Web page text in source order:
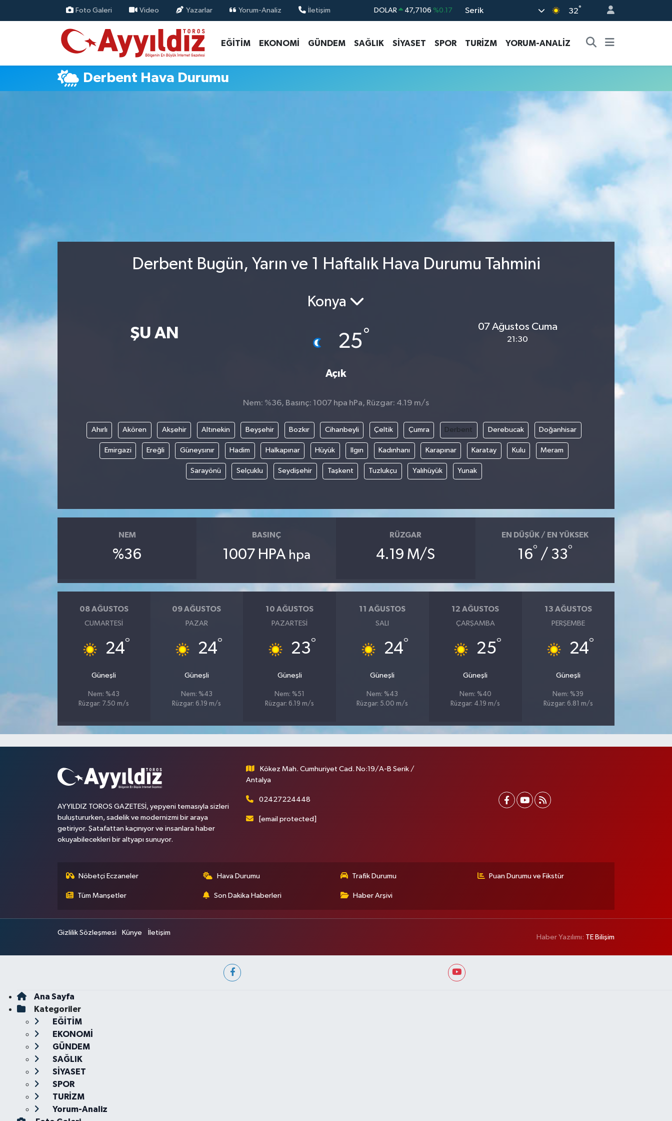
Foto Galeri Video Yazarlar Yorum-Analiz İletişim DOLAR 47,7106 %0.17
STERLİN 64,4046 %0.35
GRAM ALTIN 6648.99 %2.59
Serik 32°
EĞİTİM EKONOMİ GÜNDEM SAĞLIK SİYASET SPOR TURİZM YORUM-ANALİZ
Derbent Hava Durumu
Derbent Bugün, Yarın ve 1 Haftalık Hava Durumu Tahmini
ŞU AN
Konya
25°
Açık
07 Ağustos Cuma
21:30
Nem: %36, Basınç: 1007 hpa hPa, Rüzgar: 4.19 m/s
Ahırlı Akören Akşehir Altınekin Beyşehir Bozkır Cihanbeyli Çeltik Çumra Derbent Derebucak Doğanhisar
Emirgazi Ereğli Güneysınır Hadim Halkapınar Hüyük Ilgın Kadınhanı Karapınar Karatay Kulu Meram
Sarayönü Selçuklu Seydişehir Taşkent Tuzlukçu Yalıhüyük Yunak
NEM
%36
BASINÇ
1007 HPA hpa
RÜZGAR
4.19 M/S
EN DÜŞÜK / EN YÜKSEK
16° / 33°
08 AĞUSTOS
CUMARTESI
24°
Güneşli
Nem: %43
Rüzgar: 7.50 m/s
09 AĞUSTOS
PAZAR
24°
Güneşli
Nem: %43
Rüzgar: 6.19 m/s
10 AĞUSTOS
PAZARTESI
23°
Güneşli
Nem: %51
Rüzgar: 6.19 m/s
11 AĞUSTOS
SALI
24°
Güneşli
Nem: %43
Rüzgar: 5.00 m/s
12 AĞUSTOS
ÇARŞAMBA
25°
Güneşli
Nem: %40
Rüzgar: 4.19 m/s
13 AĞUSTOS
PERŞEMBE
24°
Güneşli
Nem: %39
Rüzgar: 6.81 m/s
AYYILDIZ TOROS GAZETESİ, yepyeni temasıyla sizleri
buluştururken, sadelik ve modernizmi bir araya
getiriyor. Şatafattan kaçınıyor ve insanlara haber
okuyabilecekleri bir altyapı sunuyor.
Kökez Mah. Cumhuriyet Cad. No:19/A-B Serik /
Antalya
02427224448
[email protected]
Nöbetçi Eczaneler Hava Durumu Trafik Durumu Puan Durumu ve Fikstür
Tüm Manşetler Son Dakika Haberleri Haber Arşivi
Gizlilik Sözleşmesi Künye İletişim
Haber Yazılımı: TE Bilişim
Ana Sayfa
Kategoriler
EĞİTİM
EKONOMİ
GÜNDEM
SAĞLIK
SİYASET
SPOR
TURİZM
Yorum-Analiz